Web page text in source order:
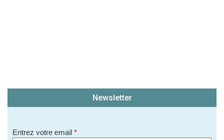
Newsletter
Entrez votre email *